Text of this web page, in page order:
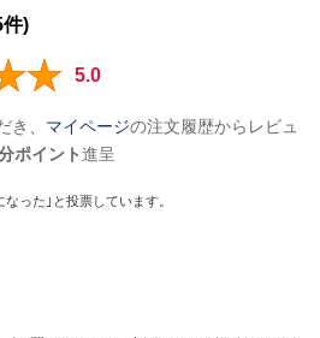
)
5.0
き、 マイページの注文履歴からレビュ
ポイント進呈
った｣と投票しています。